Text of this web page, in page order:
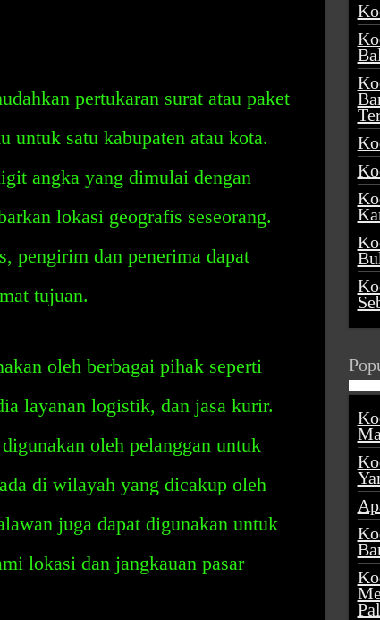
pertukaran surat atau paket
untuk satu kabupaten atau kota.
angka yang dimulai dengan
lokasi geografis seseorang.
pengirim dan penerima dapat
tujuan.
oleh berbagai pihak seperti
layanan logistik, dan jasa kurir.
oleh pelanggan untuk
di wilayah yang dicakup oleh
juga dapat digunakan untuk
lokasi dan jangkauan pasar